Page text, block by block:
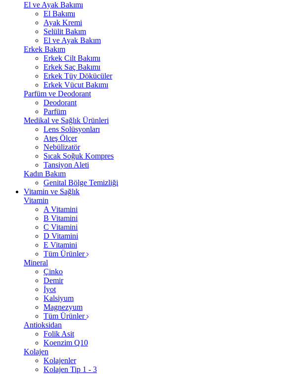
El ve Ayak Bakımı
El Bakımı
Ayak Kremi
Selülit Bakım
El ve Ayak Bakım
Erkek Bakım
Erkek Cilt Bakımı
Erkek Saç Bakımı
Erkek Tüy Dökücüler
Erkek Vücut Bakımı
Parfüm ve Deodorant
Deodorant
Parfüm
Medikal ve Sağlık Ürünleri
Lens Solüsyonları
Ateş Ölçer
Nebülizatör
Sıcak Soğuk Kompres
Tansiyon Aleti
Kadın Bakım
Genital Bölge Temizliği
Vitamin ve Sağlık
Vitamin
A Vitamini
B Vitamini
C Vitamini
D Vitamini
E Vitamini
Tüm Ürünler
Mineral
Çinko
Demir
İyot
Kalsiyum
Magnezyum
Tüm Ürünler
Antioksidan
Folik Asit
Koenzim Q10
Kolajen
Kolajenler
Kolajen Tip 1 - 3